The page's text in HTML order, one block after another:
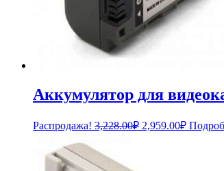
Аккумулятор для
Распродажа! 3,228.00₽ Первоначальная
2,959.00₽
цена: